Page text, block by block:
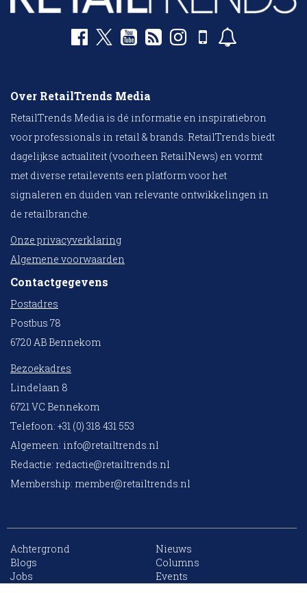
Over RetailTrends Media
RetailTrends Media is dé informatie en inspiratiebron
voor professionals in retail & brands. RetailTrends biedt
dagelijkse actualiteit (voorheen RetailNews) en vormt
met diverse retailevents een platform voor het
signaleren en duiden van relevante ontwikkelingen in
de retailbranche.
Onze privacyverklaring
Algemene voorwaarden
Contactgegevens
Postadres
Postbus 78
6720 AB Bennekom
Bezoekadres
Lindelaan 8
6721 VC Bennekom
Telefoon: +31 (0) 318 431 553
Algemeen: info@retailtrends.nl
Redactie: redactie@retailtrends.nl
Membership: member@retailtrends.nl
Achtergrond
Nieuws
Blogs
Columns
Jobs
Events
10 collega’s